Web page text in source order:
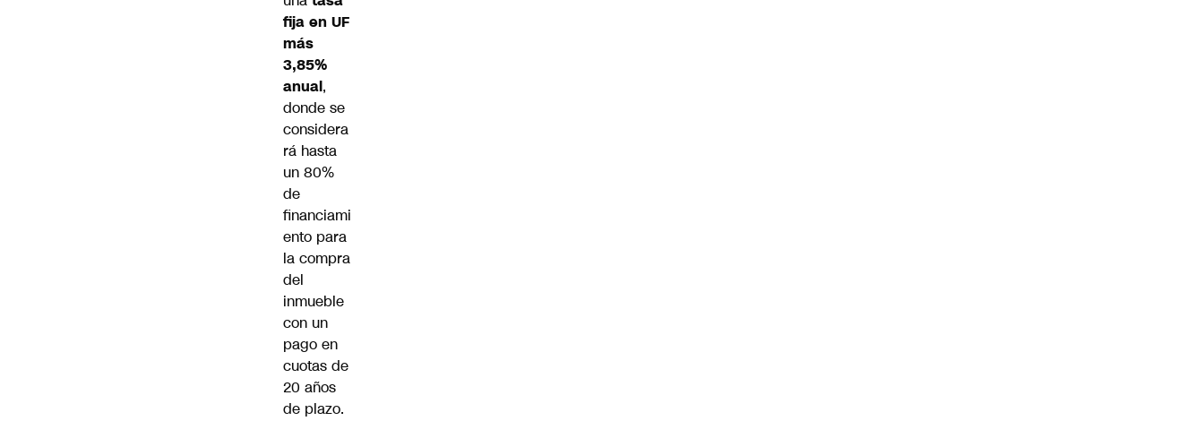
fija en UF
más
3,85%
anual,
donde se
considera
rá hasta
un 80%
de
financiami
ento para
la compra
del
inmueble
con un
pago en
cuotas de
20 años
de plazo.